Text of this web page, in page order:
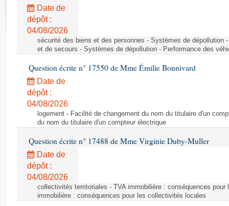
Rapports législatifs
Rapports sur l'application des lois
Baromètre de l’application des lois
Dossiers législatifs
Budget et sécurité sociale
Questions écrites et orales
Comptes rendus des débats
Date de
dépôt :
04/08/2026
sécurité des biens et des personnes - Systèmes de dépollution
et de secours - Systèmes de dépollution - Performance des
Question écrite n° 17550 de Mme Émilie Bonnivard
Date de
dépôt :
04/08/2026
logement - Facilité de changement du nom du titulaire d'un
du nom du titulaire d'un compteur électrique
Question écrite n° 17488 de Mme Virginie Duby-Muller
Date de
dépôt :
04/08/2026
collectivités territoriales - TVA immobilière : conséquences
immobilière : conséquences pour les collectivités locales